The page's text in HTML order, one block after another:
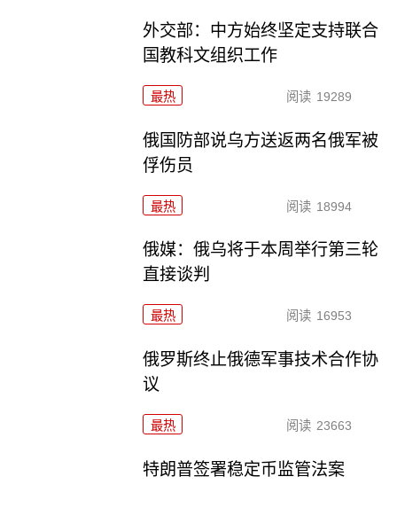
外交部：中方始终坚定支持联合
国教科文组织工作
最热 阅读 19289
俄国防部说乌方送返两名俄军被
俘伤员
最热 阅读 18994
俄媒：俄乌将于本周举行第三轮
直接谈判
最热 阅读 16953
俄罗斯终止俄德军事技术合作协
议
最热 阅读 23663
特朗普签署稳定币监管法案